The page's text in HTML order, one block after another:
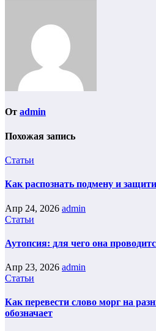
От admin
Похожая запись
Статьи
Как распознать подмену и
Апр 24, 2026 admin
Статьи
Аутопсия: для чего она
Апр 23, 2026 admin
Статьи
Как перевести слово морг на
обозначает